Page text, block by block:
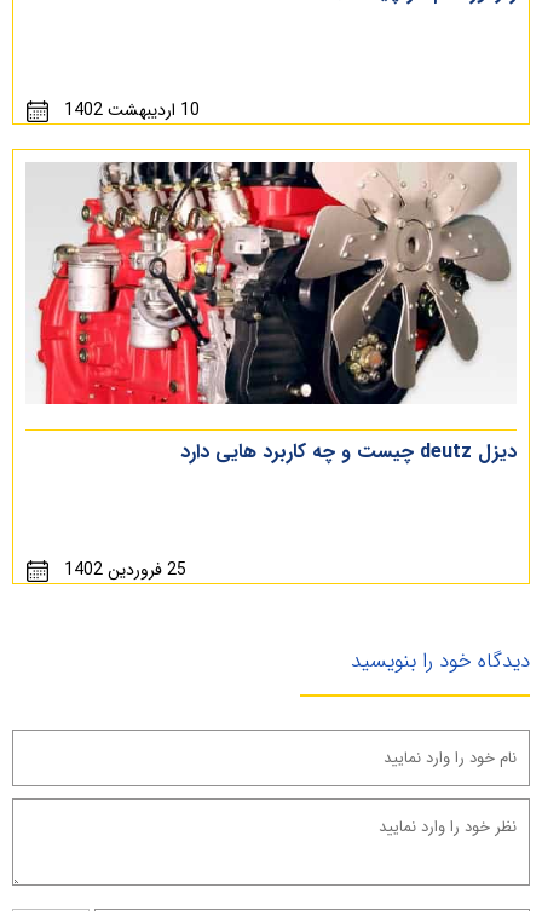
10 اردیبهشت 1402
دیزل deutz چیست و چه کاربرد هایی دارد
25 فروردین 1402
دیدگاه خود را بنویسید